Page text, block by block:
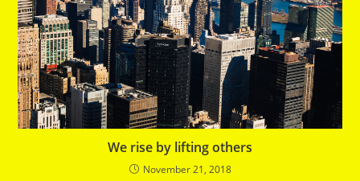
We rise by lifting others
November 21, 2018